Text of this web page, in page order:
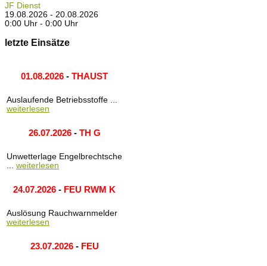
JF Dienst
19.08.2026 - 20.08.2026
0:00 Uhr - 0:00 Uhr
letzte Einsätze
01.08.2026 - THAUST
Auslaufende Betriebsstoffe ...
weiterlesen
26.07.2026- TH G
Unwetterlage Engelbrechtsche
... weiterlesen
24.07.2026 - FEU RWM K
Auslösung Rauchwarnmelder
weiterlesen
23.07.2026- FEU